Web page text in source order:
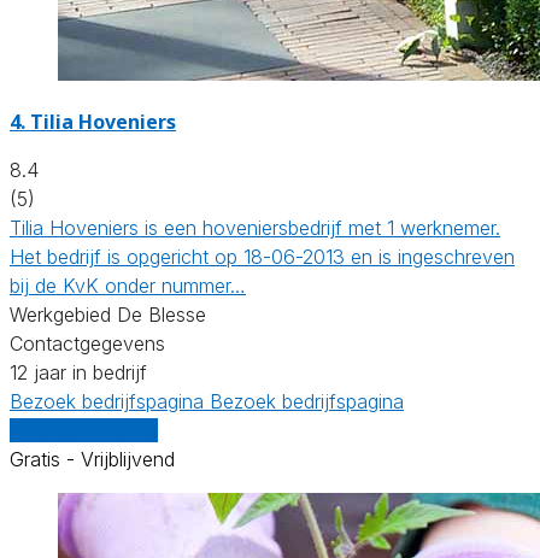
4. Tilia Hoveniers
8.4
(5)
Tilia Hoveniers is een hoveniersbedrijf met 1 werknemer.
Het bedrijf is opgericht op 18-06-2013 en is ingeschreven
bij de KvK onder nummer…
Werkgebied De Blesse
Contactgegevens
12 jaar in bedrijf
Bezoek bedrijfspagina Bezoek bedrijfspagina
Gratis - Vrijblijvend